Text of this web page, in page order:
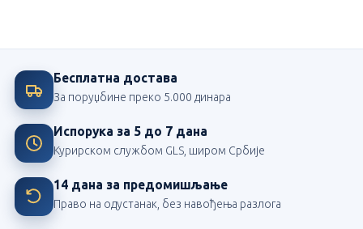
Бесплатна достава
За поруџбине преко 5.000 динара
Испорука за 5 до 7 дана
Курирском службом GLS, широм Србије
14 дана за предомишљање
Право на одустанак, без навођења разлога